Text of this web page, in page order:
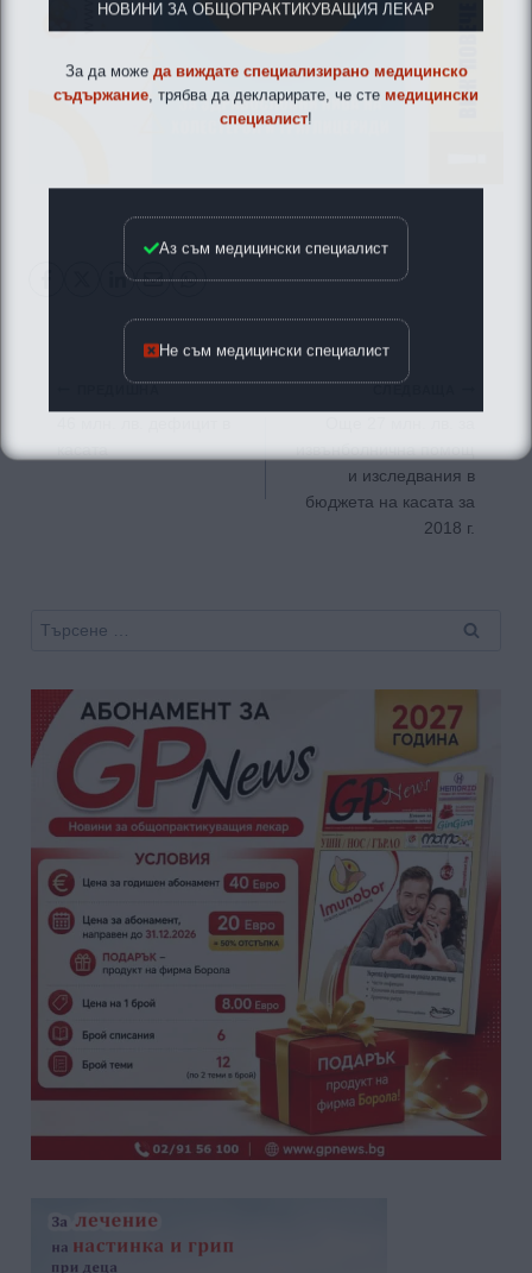
Навигация
касата
извънболнична помощ
и изследвания в
бюджета на касата за
2018 г.
Търсене
съдържание , трябва да декларирате, че сте медицински
специалист!